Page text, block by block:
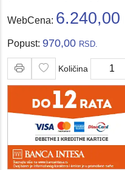
WebCena: 6.240,00
Popust: 970,00 RSD.
Količina
Količina